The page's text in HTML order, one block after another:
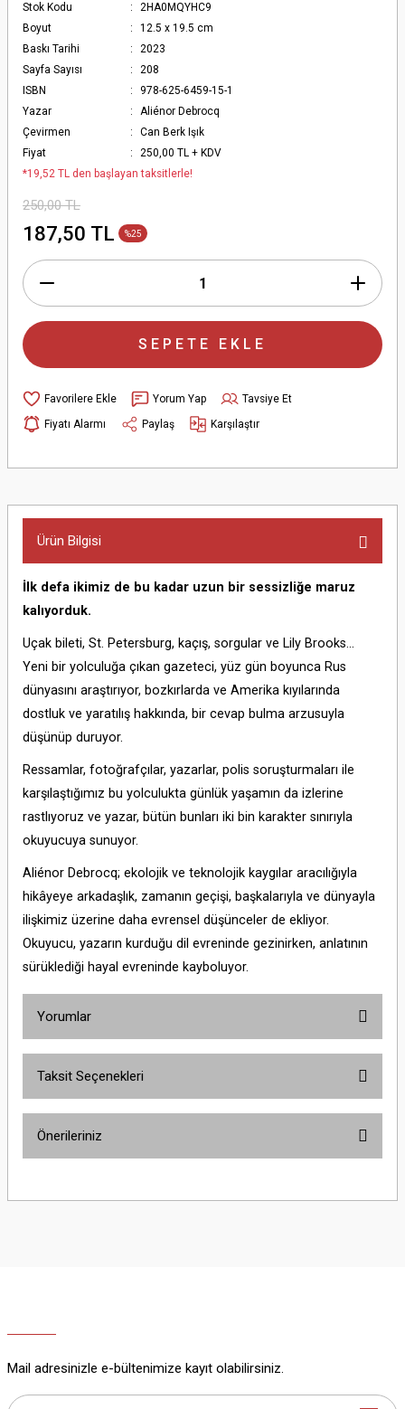
Stok Kodu
2HA0MQYHC9
Boyut
12.5 x 19.5 cm
Baskı Tarihi
2023
Sayfa Sayısı
208
ISBN
978-625-6459-15-1
Yazar
Aliénor Debrocq
Çevirmen
Can Berk Işık
Fiyat
250,00 TL + KDV
*19,52 TL den başlayan taksitlerle!
250,00 TL
187,50 TL %25
SEPETE EKLE
Yorum Yap
Tavsiye Et
Fiyatı Alarmı
Paylaş Karşılaştır
Ürün Bilgisi
İlk defa ikimiz de bu kadar uzun bir sessizliğe maruz
kalıyorduk.
Uçak bileti, St. Petersburg, kaçış, sorgular ve Lily Brooks...
Yeni bir yolculuğa çıkan gazeteci, yüz gün boyunca Rus
dünyasını araştırıyor, bozkırlarda ve Amerika kıyılarında
dostluk ve yaratılış hakkında, bir cevap bulma arzusuyla
düşünüp duruyor.
Ressamlar, fotoğrafçılar, yazarlar, polis soruşturmaları ile
karşılaştığımız bu yolculukta günlük yaşamın da izlerine
rastlıyoruz ve yazar, bütün bunları iki bin karakter sınırıyla
okuyucuya sunuyor.
Aliénor Debrocq; ekolojik ve teknolojik kaygılar aracılığıyla
hikâyeye arkadaşlık, zamanın geçişi, başkalarıyla ve dünyayla
ilişkimiz üzerine daha evrensel düşünceler de ekliyor.
Okuyucu, yazarın kurduğu dil evreninde gezinirken, anlatının
sürüklediği hayal evreninde kayboluyor.
Yorumlar
Taksit Seçenekleri
Önerileriniz
yetersiz gördüğünüz noktaları öneri formunu kullanarak tarafımıza
Bu ürüne benzer farklı alternatifler olmalı.
Mail adresinizle e-bültenimize kayıt olabilirsiniz.